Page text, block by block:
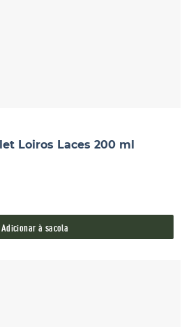
Loiros Laces 200 ml
Adicionar à sacola